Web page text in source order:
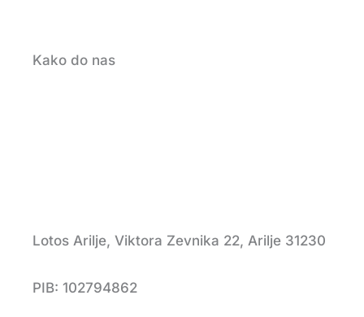
Kako do nas
Lotos Arilje, Viktora Zevnika 22, Arilje 31230
PIB: 102794862